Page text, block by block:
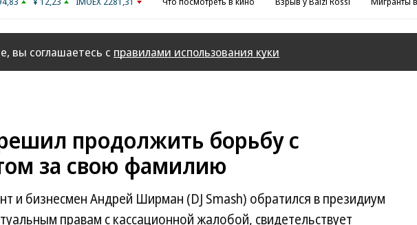
вы соглашаетесь с правилами использования куки
решил продолжить борьбу с
за свою фамилию
и бизнесмен Андрей Ширман (DJ Smash) обратился в президиум
правам с кассационной жалобой, свидетельствует